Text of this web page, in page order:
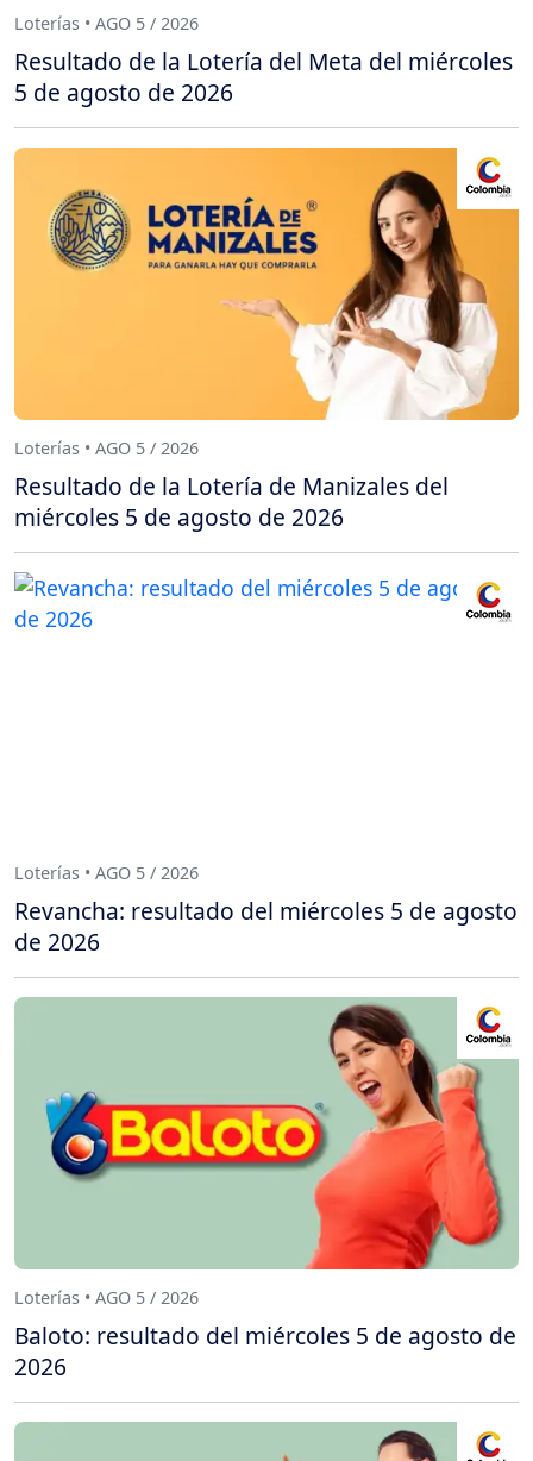
Loterías • AGO 5 / 2026
Resultado de la Lotería del Meta del miércoles
5 de agosto de 2026
Loterías • AGO 5 / 2026
Resultado de la Lotería de Manizales del
miércoles 5 de agosto de 2026
Loterías • AGO 5 / 2026
Revancha: resultado del miércoles 5 de agosto
de 2026
Loterías • AGO 5 / 2026
Baloto: resultado del miércoles 5 de agosto de
2026